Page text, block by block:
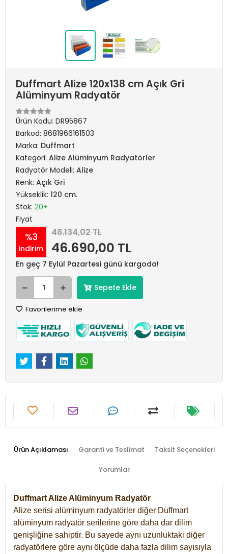
Duffmart Alize 120x138 cm Açık Gri
Alüminyum Radyatör
Ürün Kodu: DR95867
Barkod: 8681966161503
Marka: Duffmart
Kategori: Alize Alüminyum Radyatörler
Radyatör Modeli: Alize
Renk: Açık Gri
Yükseklik: 120 cm.
Stok: 20+
Fiyat
%3
indirim
48.134,02 TL
46.690,00 TL
En geç 7 Eylül Pazartesi günü kargoda!
Sepete Ekle
Favorilerime ekle
Ürün Açıklaması Garanti ve Teslimat Taksit Seçenekleri
Yorumlar
Duffmart Alize Alüminyum Radyatör
Alize serisi alüminyum radyatörler diğer Duffmart
alüminyum radyatör serilerine göre daha dar dilim
genişliğine sahiptir. Bu sayede aynı uzunluktaki diğer
radyatörlere göre aynı ölçüde daha fazla dilim sayısıyla